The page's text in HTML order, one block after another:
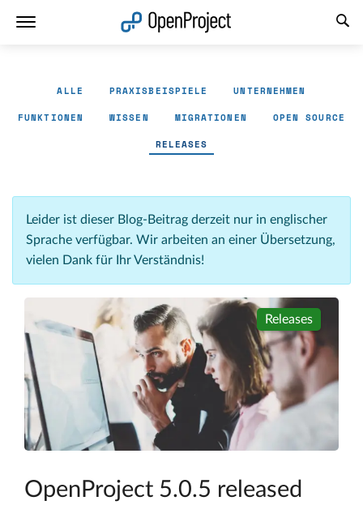
ALLE PRAXISBEISPIELE UNTERNEHMEN
FUNKTIONEN WISSEN MIGRATIONEN OPEN SOURCE
RELEASES
Leider ist dieser Blog-Beitrag derzeit nur in englischer
Sprache verfügbar. Wir arbeiten an einer Übersetzung,
vielen Dank für Ihr Verständnis!
Releases
OpenProject 5.0.5 released
Link in neuem Tab öffnen